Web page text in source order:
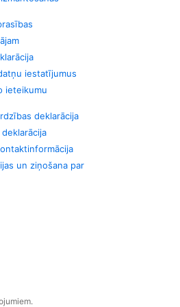
iestatījumus
ieteikumu
deklarācija
un ziņošana par